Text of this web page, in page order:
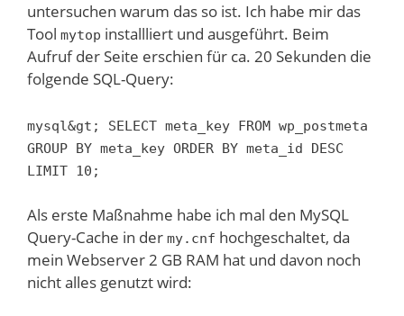
untersuchen warum das so ist. Ich habe mir das
Tool mytop installliert und ausgeführt. Beim
Aufruf der Seite erschien für ca. 20 Sekunden die
folgende SQL-Query:
mysql&gt; SELECT meta_key FROM wp_postmeta
GROUP BY meta_key ORDER BY meta_id DESC
LIMIT 10;
Als erste Maßnahme habe ich mal den MySQL
Query-Cache in der my.cnf hochgeschaltet, da
mein Webserver 2 GB RAM hat und davon noch
nicht alles genutzt wird: